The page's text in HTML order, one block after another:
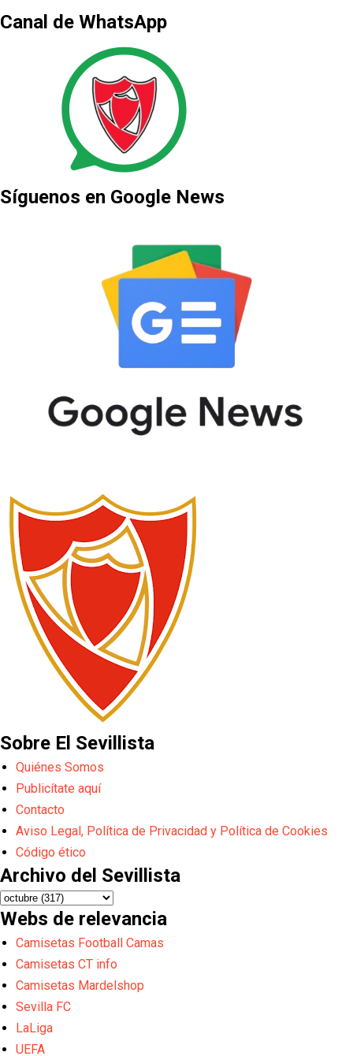
Canal de WhatsApp
Síguenos en Google News
Sobre El Sevillista
Quiénes Somos
Publicítate aquí
Contacto
Aviso Legal, Política de Privacidad y Política de Cookies
Código ético
Archivo del Sevillista
Webs de relevancia
Camisetas Football Camas
Camisetas CT info
Camisetas Mardelshop
Sevilla FC
LaLiga
UEFA